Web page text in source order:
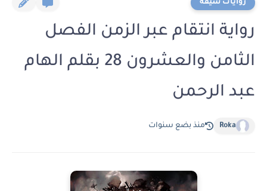
روايات شيقه
رواية انتقام عبر الزمن الفصل
الثامن والعشرون 28 بقلم الهام
عبد الرحمن
Roka منذ بضع سنوات